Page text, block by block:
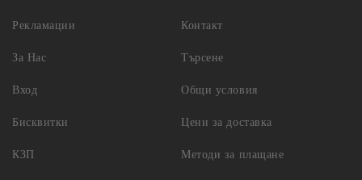
Рекламации
За Нас
Вход
Контакт
Търсене
Общи условия
Бисквитки
КЗП
Цени за доставка
Методи за плащане